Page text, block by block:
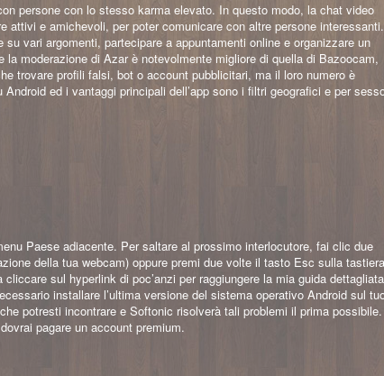
persone con lo stesso karma elevato. In questo modo, la chat video
attivi e amichevoli, per poter comunicare con altre persone interessanti.
vari argomenti, partecipare a appuntamenti online e organizzare un
moderazione di Azar è notevolmente migliore di quella di Bazoocam,
trovare profili falsi, bot o account pubblicitari, ma il loro numero è
ed i vantaggi principali dell’app sono i filtri geografici e per
Paese adiacente. Per saltare al prossimo interlocutore, fai clic due
della tua webcam) oppure premi due volte il tasto Esc sulla
sul hyperlink di poc’anzi per raggiungere la mia guida dettagliata
installare l’ultima versione del sistema operativo Android sul
potresti incontrare e Softonic risolverà tali problemi il prima possibile.
pagare un account premium.